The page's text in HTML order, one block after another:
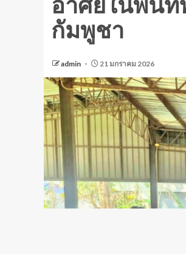
กัมพูชา
admin 21 มกราคม 2026